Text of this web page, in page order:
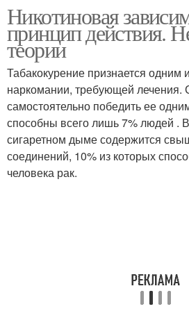
Никотиновая
принцип действия.
теории
Табакокурение признается одним
наркомании, требующей лечения.
самостоятельно победить ее
способны всего лишь 7% людей .
сигаретном дыме содержится
соединений, 10% из которых
человека рак.